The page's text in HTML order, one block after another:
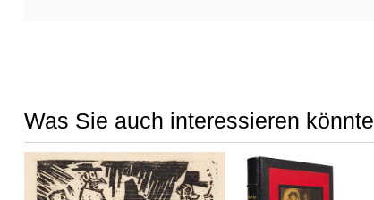
Was Sie auch interessieren könnte